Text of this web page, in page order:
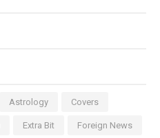
Astrology Covers
Extra Bit Foreign News